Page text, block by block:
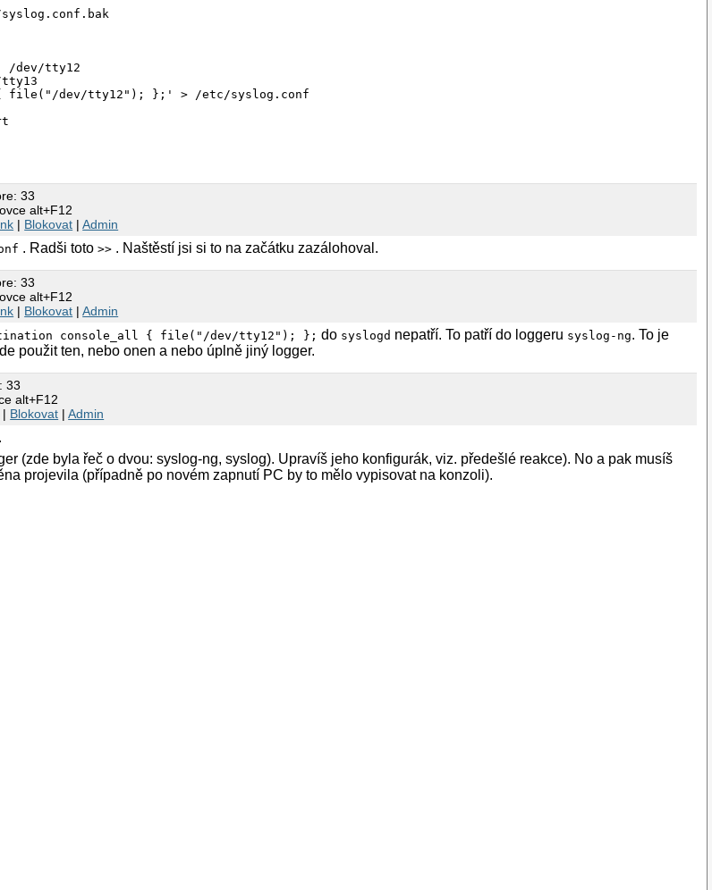
tty12
{ file("/dev/tty12"); };' > /etc/syslog.conf
33
alt+F12
| Blokovat |Admin
. Radši toto>> . Naštěstí jsi si to na začátku zazálohoval.
33
alt+F12
| Blokovat |Admin
console_all { file("/dev/tty12"); }; do syslogd nepatří. To patří do loggeru syslog-ng. To je
použit ten, nebo onen a nebo úplně jiný logger.
33
alt+F12
| Blokovat |Admin
(zde byla řeč o dvou: syslog-ng, syslog). Upravíš jeho konfigurák, viz. předešlé reakce). No a pak musíš
projevila (případně po novém zapnutí PC by to mělo vypisovat na konzoli).